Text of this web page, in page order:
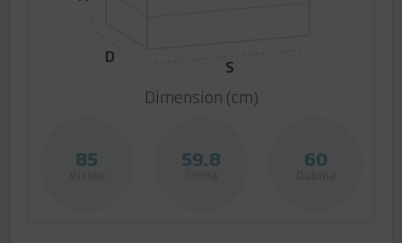
D
S
Dimension (cm)
85 59.8 60